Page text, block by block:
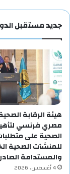
جديد مستقبل
هيئة الرقابة
مصري فرنسي
الصحية على
للمنشآت الصحية
والمستدامة
4 أغسطس، 2026